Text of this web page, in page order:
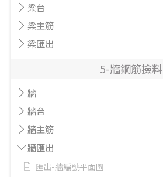
梁台
梁主筋
梁匯出
5-牆鋼筋撿料
牆
牆台
牆主筋
牆匯出
匯出-牆編號平面圖